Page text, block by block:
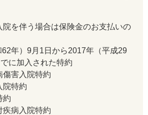
院を伴う場合は保険金のお支払いの
年）9月1日から2017年（平成29
に加入された特約
害入院特約
特約
約
病入院特約